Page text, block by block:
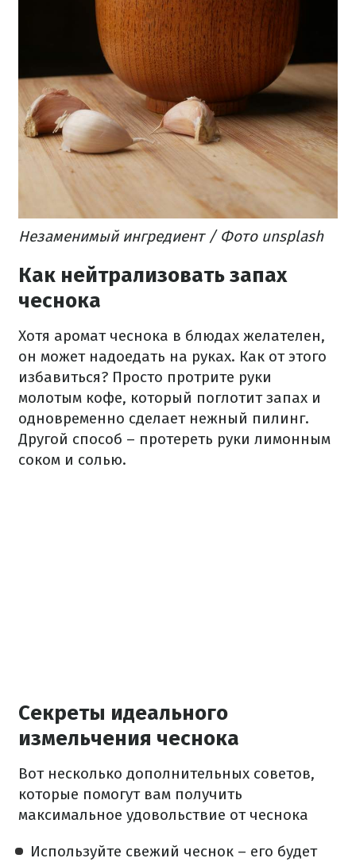
Незаменимый ингредиент / Фото unsplash
Как нейтрализовать запах
чеснока
Хотя аромат чеснока в блюдах желателен,
он может надоедать на руках. Как от этого
избавиться? Просто протрите руки
молотым кофе, который поглотит запах и
одновременно сделает нежный пилинг.
Другой способ – протереть руки лимонным
соком и солью.
Секреты идеального
измельчения чеснока
Вот несколько дополнительных советов,
которые помогут вам получить
максимальное удовольствие от чеснока
Используйте свежий чеснок – его будет